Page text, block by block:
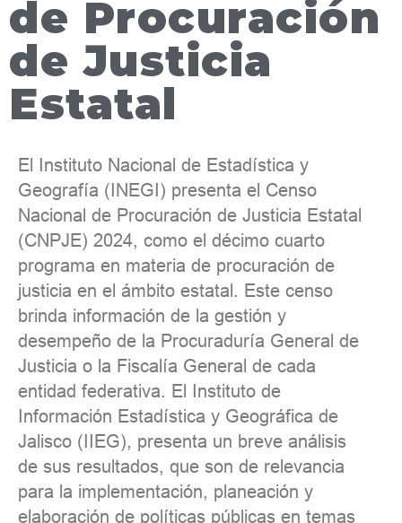
Gobierno y Seguridad
Coordinación del Sistema de Información
de Procuración
de Justicia
Estatal
El Instituto Nacional de Estadística y
Geografía (INEGI) presenta el Censo
Nacional de Procuración de Justicia Estatal
(CNPJE) 2024, como el décimo cuarto
programa en materia de procuración de
justicia en el ámbito estatal. Este censo
brinda información de la gestión y
desempeño de la Procuraduría General de
Justicia o la Fiscalía General de cada
entidad federativa. El Instituto de
Información Estadística y Geográfica de
Jalisco (IIEG), presenta un breve análisis
de sus resultados, que son de relevancia
para la implementación, planeación y
elaboración de políticas públicas en temas